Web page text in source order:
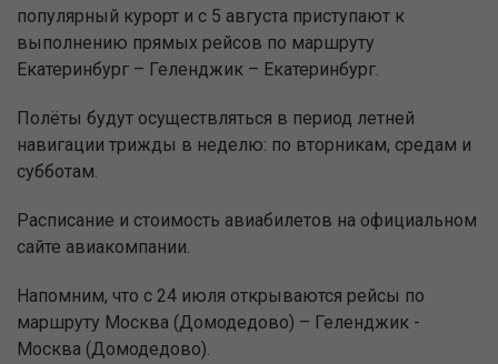
популярный курорт и с 5 августа приступают к
выполнению прямых рейсов по маршруту
Екатеринбург – Геленджик – Екатеринбург.
Полёты будут осуществляться в период летней
навигации трижды в неделю: по вторникам, средам и
субботам.
Расписание и стоимость авиабилетов на официальном
сайте авиакомпании.
Напомним, что с 24 июля открываются рейсы по
маршруту Москва (Домодедово) – Геленджик -
Москва (Домодедово).